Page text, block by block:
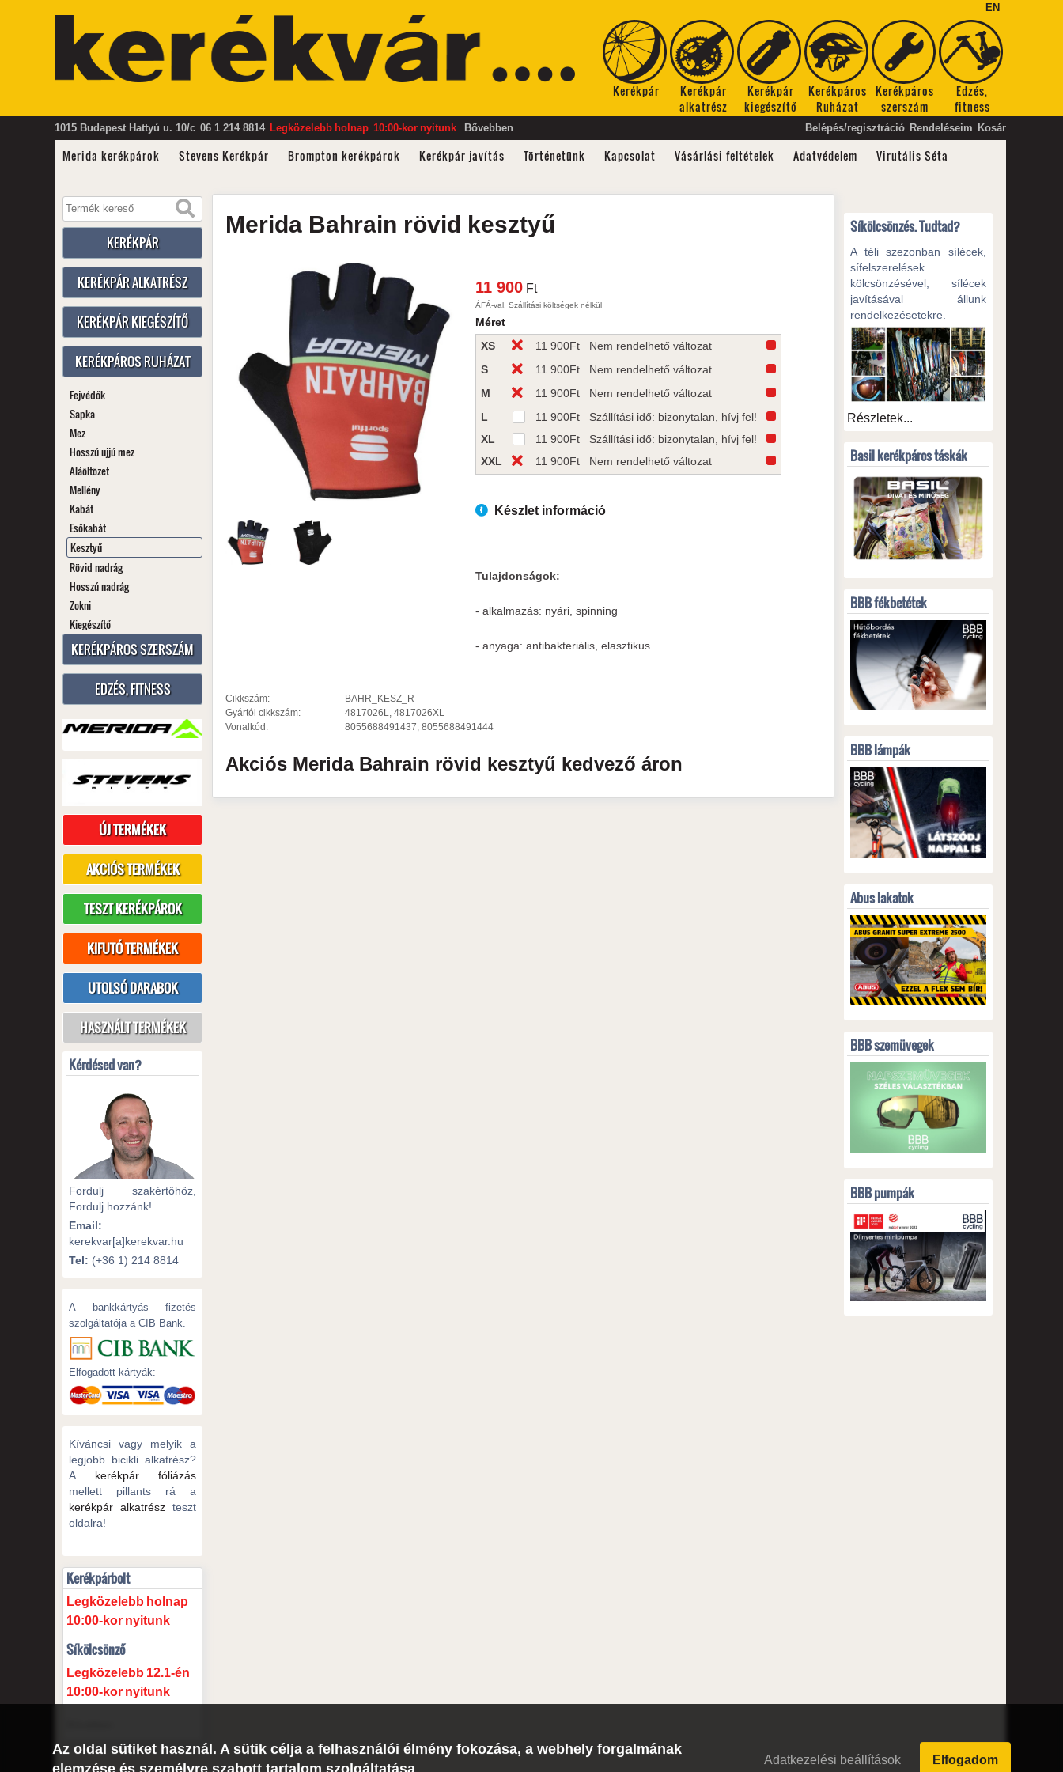
EN
Kerékpár
Kerékpár
alkatrész
Kerékpár
kiegészítő
Kerékpáros
Ruházat
Kerékpáros
szerszám
Edzés,
fitness
1015 Budapest Hattyú u. 10/c 06 1 214 8814 Legközelebb holnap 10:00-kor nyitunk Bővebben Belépés/regisztráció Rendeléseim Kosár
Merida kerékpárok Stevens Kerékpár Brompton kerékpárok Kerékpár javítás Történetünk Kapcsolat Vásárlási feltételek Adatvédelem Virutális Séta
KERÉKPÁR
KERÉKPÁR ALKATRÉSZ
KERÉKPÁR KIEGÉSZÍTŐ
KERÉKPÁROS RUHÁZAT
Fejvédők
Sapka
Mez
Hosszú ujjú mez
Aláöltözet
Mellény
Kabát
Esőkabát
Kesztyű
Rövid nadrág
Hosszú nadrág
Zokni
Kiegészítő
KERÉKPÁROS SZERSZÁM
EDZÉS, FITNESS
ÚJ TERMÉKEK
AKCIÓS TERMÉKEK
TESZT KERÉKPÁROK
KIFUTÓ TERMÉKEK
UTOLSÓ DARABOK
HASZNÁLT TERMÉKEK
Kérdésed van?
Fordulj szakértőhöz,
Fordulj hozzánk!
Email:
kerekvar[a]kerekvar.hu
Tel: (+36 1) 214 8814
A bankkártyás fizetés
szolgáltatója a CIB Bank.
Elfogadott kártyák:
Kíváncsi vagy melyik a
legjobb bicikli alkatrész?
A kerékpár fóliázás
mellett pillants rá a
kerékpár alkatrész teszt
oldalra!
Kerékpárbolt
Legközelebb holnap
10:00-kor nyitunk
Síkölcsönző
Legközelebb 12.1-én
10:00-kor nyitunk
Merida Bahrain rövid kesztyű
11 900 Ft
ÁFÁ-val, Szállítási költségek nélkül
Méret
XS
11 900Ft
Nem rendelhető változat
S
11 900Ft
Nem rendelhető változat
M
11 900Ft
Nem rendelhető változat
L
11 900Ft
Szállítási idő: bizonytalan, hívj fel!
XL
11 900Ft
Szállítási idő: bizonytalan, hívj fel!
XXL
11 900Ft Nem rendelhető változat
Készlet információ
Tulajdonságok:
- alkalmazás: nyári, spinning
- anyaga: antibakteriális, elasztikus
Cikkszám:
BAHR_KESZ_R
Gyártói cikkszám:
4817026L, 4817026XL
Vonalkód:
8055688491437, 8055688491444
Akciós Merida Bahrain rövid kesztyű kedvező áron
Síkölcsönzés. Tudtad?
A téli szezonban sílécek,
sífelszerelések
kölcsönzésével, sílécek
javításával állunk
rendelkezésetekre.
Részletek...
Basil kerékpáros táskák
BBB fékbetétek
BBB lámpák
Abus lakatok
BBB szemüvegek
BBB pumpák
Az oldal sütiket használ. A sütik célja a felhasználói élmény fokozása, a webhely forgalmának
elemzése és személyre szabott tartalom szolgáltatása
Adatkezelési beállítások Elfogadom